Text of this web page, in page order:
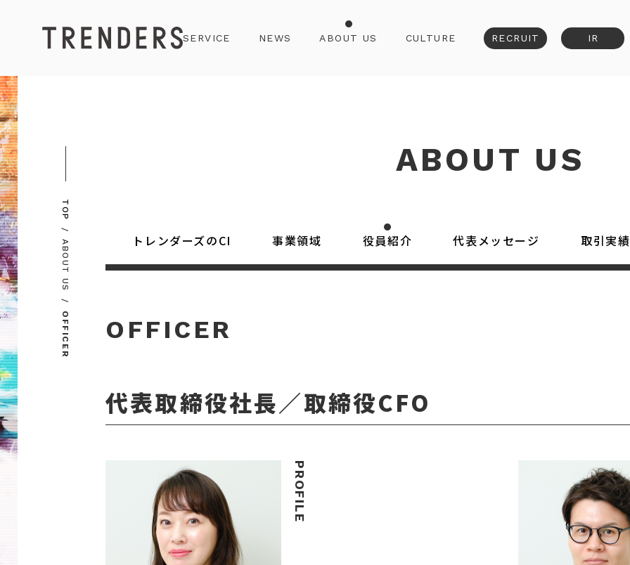
SERVICE NEWS ABOUT US CULTURE RECRUIT IR
TOP
ABOUT US
OFFICER
ABOUT US
トレンダーズのCI 事業領域 役員紹介 代表メッセージ 取引実績
OFFICER
代表取締役社長／取締役CFO